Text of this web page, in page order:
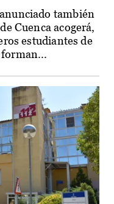
también
Cuenca acogerá,
estudiantes de